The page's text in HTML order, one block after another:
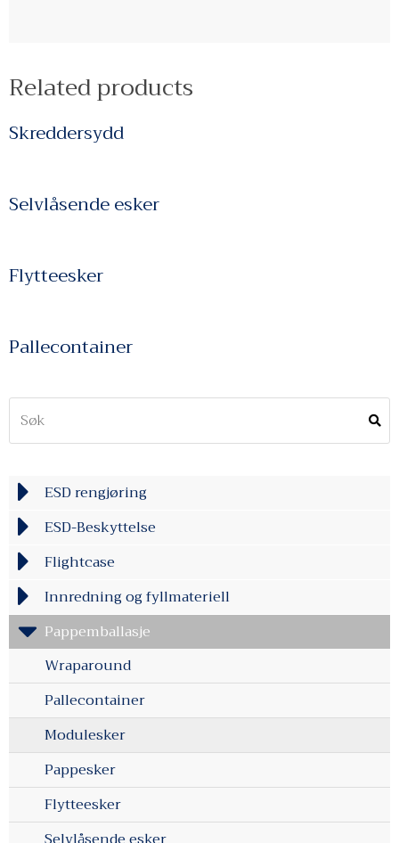
Related products
Skreddersydd
Selvlåsende esker
Flytteesker
Pallecontainer
ESD rengjøring
ESD-Beskyttelse
Flightcase
Innredning og fyllmateriell
Pappemballasje
Wraparound
Pallecontainer
Modulesker
Pappesker
Flytteesker